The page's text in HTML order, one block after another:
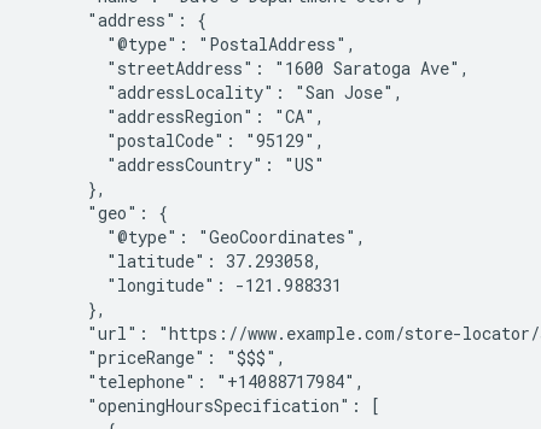
      "address": {
        "@type": "PostalAddress",
        "streetAddress": "1600 Saratoga Ave",
        "addressLocality": "San Jose",
        "addressRegion": "CA",
        "postalCode": "95129",
        "addressCountry": "US"
      },
      "geo": {
        "@type": "GeoCoordinates",
        "latitude": 37.293058,
        "longitude": -121.988331
      },
"url": "https://www.example.com/store-
      "priceRange": "$$$",
      "telephone": "+14088717984",
      "openingHoursSpecification": [